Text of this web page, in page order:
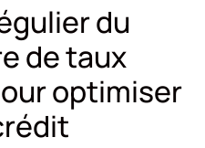
du
de taux
optimiser